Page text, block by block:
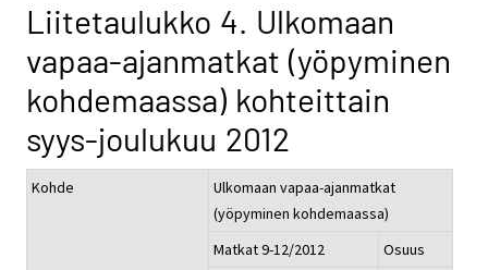
Liitetaulukko 4. Ulkomaan
vapaa-ajanmatkat (yöpyminen
kohdemaassa) kohteittain
syys-joulukuu 2012
Kohde
Ulkomaan vapaa-ajanmatkat
(yöpyminen kohdemaassa)
Matkat 9-12/2012
Osuus